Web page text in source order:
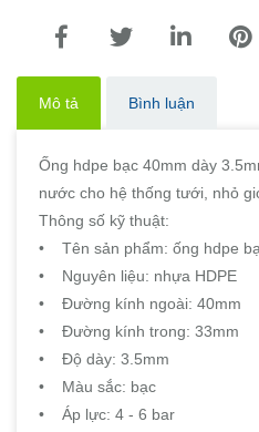
Mô tả Bình luận
Ống hdpe bạc 40mm dày
nước cho hệ thống tưới, nhỏ
Thông số kỹ thuật:
• Tên sản phẩm: ống hdpe
• Nguyên liệu: nhựa HDPE
• Đường kính ngoài: 40mm
• Đường kính trong: 33mm
• Độ dày: 3.5mm
• Màu sắc: bạc
• Áp lực: 4 - 6 bar